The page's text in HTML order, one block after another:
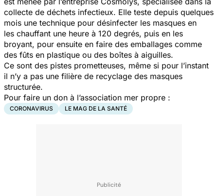
collecte de déchets infectieux. Elle teste depuis quelques
mois une technique pour désinfecter les masques en
les chauffant une heure à 120 degrés, puis en les
broyant, pour ensuite en faire des emballages comme
des fûts en plastique ou des boîtes à aiguilles.
Ce sont des pistes prometteuses, même si pour l’instant
il n’y a pas une filière de recyclage des masques
structurée.
Pour faire un don à l’association mer propre :
CORONAVIRUS LE MAG DE LA SANTÉ